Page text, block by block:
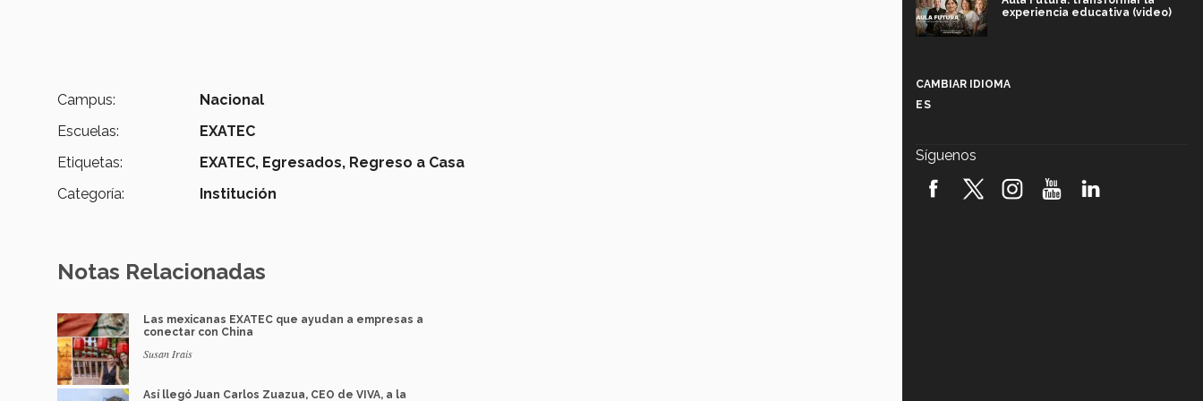
Campus:
Nacional
Escuelas:
EXATEC
Etiquetas:
EXATEC, Egresados, Regreso a Casa
Categoría:
Institución
Notas Relacionadas
Las mexicanas EXATEC que ayudan a empresas a
conectar con China
Susan Irais
Así llegó Juan Carlos Zuazua, CEO de VIVA, a la
experiencia educativa (video)
robótica FIRST 2026! (video)
CAMBIAR IDIOMA
ES
Síguenos